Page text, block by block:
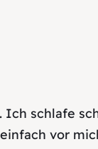
schlafe
vor